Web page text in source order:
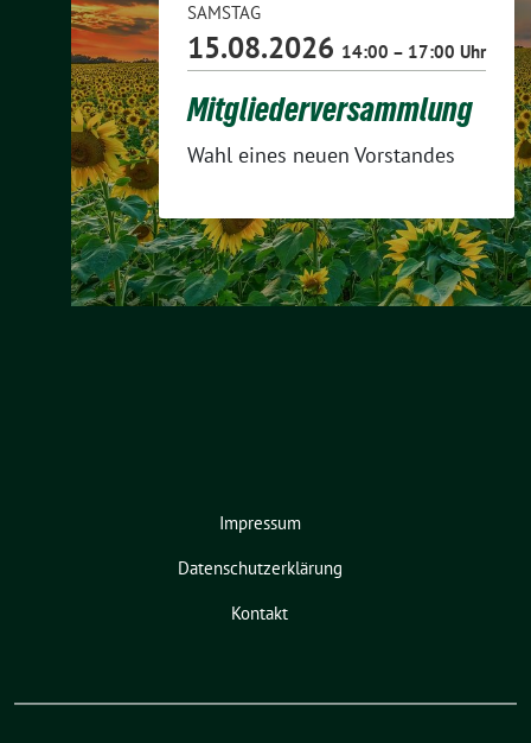
SAMSTAG
15.08.2026 14:00 – 17:00 Uhr
Mitgliederversammlung
Wahl eines neuen Vorstandes
Impressum
Datenschutzerklärung
Kontakt